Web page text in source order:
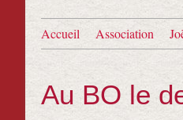
Accueil Association
Au BO le